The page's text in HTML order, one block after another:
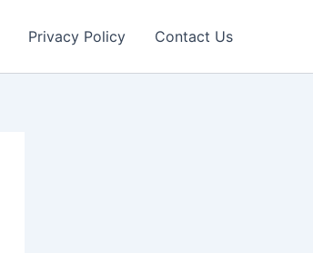
Privacy Policy Contact Us